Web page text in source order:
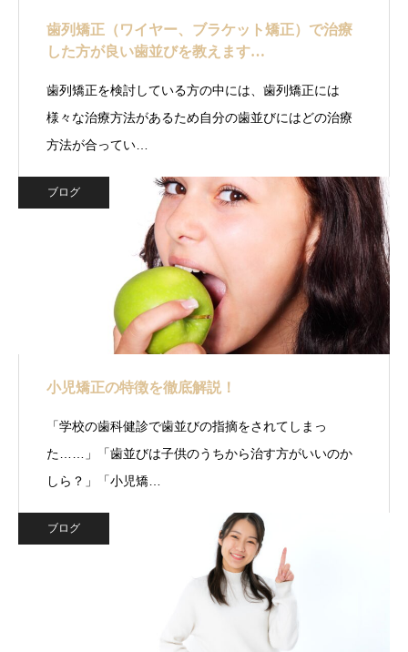
歯列矯正（ワイヤー、ブラケット矯正）で治療
した方が良い歯並びを教えます…
歯列矯正を検討している方の中には、歯列矯正には
様々な治療方法があるため自分の歯並びにはどの治療
方法が合ってい…
ブログ
小児矯正の特徴を徹底解説！
「学校の歯科健診で歯並びの指摘をされてしまっ
た……」「歯並びは子供のうちから治す方がいいのか
しら？」「小児矯…
ブログ